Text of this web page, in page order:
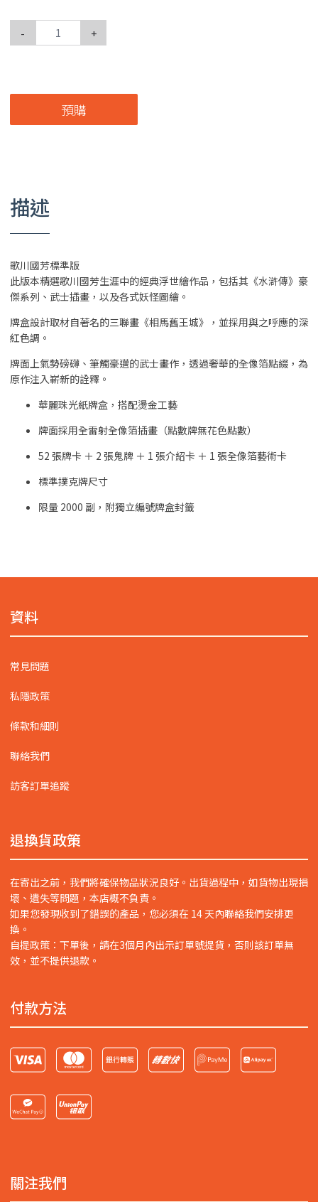
- +
預購
描述
歌川國芳標準版
此版本精選歌川國芳生涯中的經典浮世繪作品，包括其《水滸傳》豪
傑系列、武士插畫，以及各式妖怪圖繪。
牌盒設計取材自著名的三聯畫《相馬舊王城》，並採用與之呼應的深
紅色調。
牌面上氣勢磅礴、筆觸豪邁的武士畫作，透過奢華的全像箔點綴，為
原作注入嶄新的詮釋。
華麗珠光紙牌盒，搭配燙金工藝
牌面採用全雷射全像箔插畫（點數牌無花色點數）
52 張牌卡 ＋ 2 張鬼牌 ＋ 1 張介紹卡 ＋ 1 張全像箔藝術卡
標準撲克牌尺寸
限量 2000 副，附獨立編號牌盒封籤
資料
常見問題
私隱政策
條款和細則
聯絡我們
訪客訂單追蹤
退換貨政策
在寄出之前，我們將確保物品狀況良好。出貨過程中，如貨物出現損
壞、遺失等問題，本店概不負責。
如果您發現收到了錯誤的產品，您必須在 14 天內聯絡我們安排更
換。
自提政策：下單後，請在3個月內出示訂單號提貨，否則該訂單無
效，並不提供退款。
付款方法
關注我們